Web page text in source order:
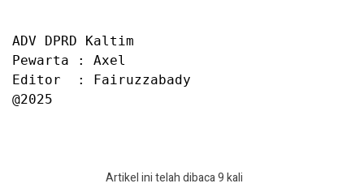
ADV DPRD Kaltim
Pewarta : Axel
Editor  : Fairuzzabady
@2025
Artikel ini telah dibaca 9 kali